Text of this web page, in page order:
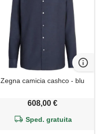
Zegna camicia cashco - blu
608,00 €
Sped. gratuita